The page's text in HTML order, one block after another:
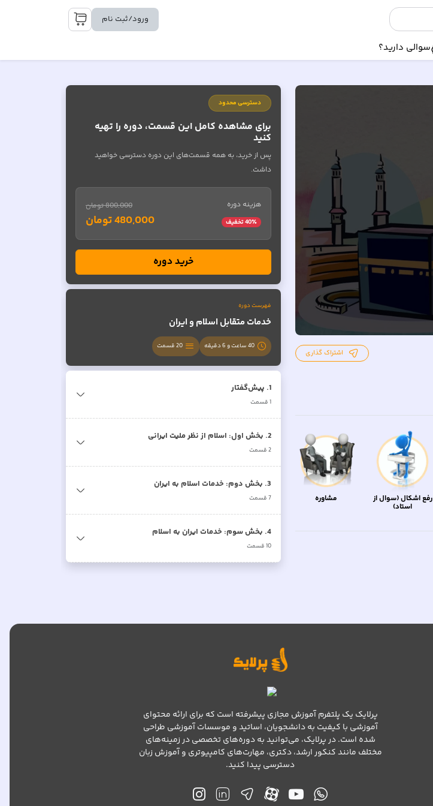
ورود/ثبت نام
سوالی دارید؟
اشتراک گذاری
رفع اشکال (سوال از
استاد)
مشاوره
دسترسی محدود
برای مشاهده کامل این قسمت، دوره را تهیه
کنید
پس از خرید، به همه قسمت‌های این دوره دسترسی خواهید
داشت.
هزینه دوره
40٪ تخفیف
800,000 تومان
480,000 تومان
خرید دوره
فهرست دوره
خدمات متقابل اسلام و ایران
40 ساعت و 6 دقیقه 20قسمت
1
. پیش‌گفتار
1قسمت
2
. بخش اول: اسلام از نظر ملیت ایرانی
2قسمت
3
. بخش دوم: خدمات اسلام به ایران
7قسمت
4
. بخش سوم: خدمات ایران به اسلام
10قسمت
پرلایک یک پلتفرم آموزش مجازی پیشرفته است که برای ارائه محتوای
آموزشی با کیفیت به دانشجویان، اساتید و موسسات آموزشی طراحی
شده است. در پرلایک، می‌توانید به دوره‌های تخصصی در زمینه‌های
مختلف مانند کنکور ارشد، دکتری، مهارت‌های کامپیوتری و آموزش زبان
دسترسی پیدا کنید.